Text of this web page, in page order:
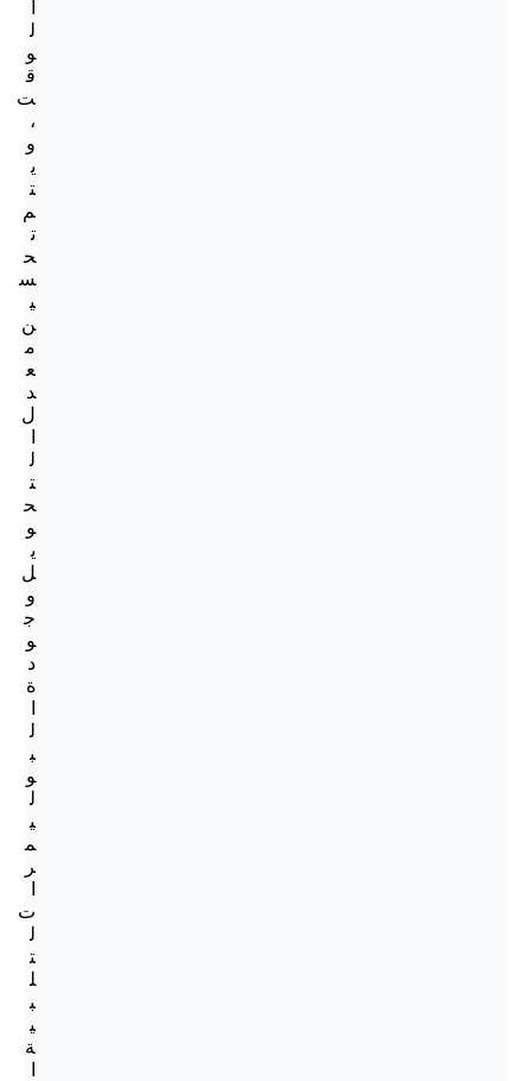
ل
و
ق
ت
،
و
ي
ت
م
ت
ح
س
ي
ن
م
ع
د
ل
ل
ت
ح
و
ي
ل
و
ج
و
د
ة
ل
ب
و
ل
ي
م
ر
ت
ل
ت
ل
ب
ي
ة